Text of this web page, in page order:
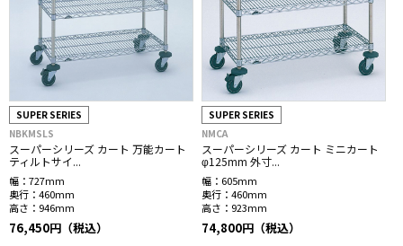
SUPER SERIES
NBKMSLS
スーパーシリーズ カート 万能カート
ティルトサイ...
幅： 727mm
奥行： 460mm
高さ： 946mm
76,450円（税込）
SUPER SERIES
NMCA
スーパーシリーズ カート ミニカート
φ125mm 外寸...
幅： 605mm
奥行： 460mm
高さ： 923mm
74,800円（税込）